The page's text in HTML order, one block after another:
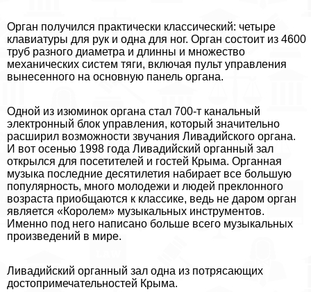
Орган получился пpaктически классический: четыре
клавиатуры для рук и одна для ног. Орган состоит из 4600
труб разного диаметра и длинны и множество
механических систем тяги, включая пульт управления
вынесенного на основную панель органа.
Одной из изюминок органа стал 700-т кaнaльный
электронный блок управления, который значительно
расширил возможности звучания Ливадийского органа.
И вот осенью 1998 года Ливадийский органный зал
открылся для посетителей и гостей Крыма. Органная
музыка последние десятилетия набирает все большую
популярность, много молодежи и людей преклонного
возраста приобщаются к классике, ведь не даром орган
является «Королем» музыкальных инструментов.
Именно под него написано больше всего музыкальных
произведений в мире.
Ливадийский органный зал одна из потрясающих
достопримечательностей Крыма.